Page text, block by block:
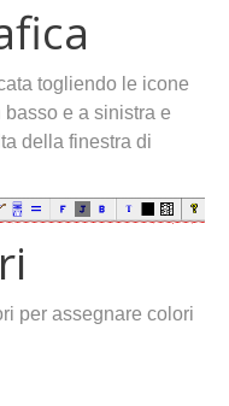
togliendo le icone
e a sinistra e
della finestra di
per assegnare colori